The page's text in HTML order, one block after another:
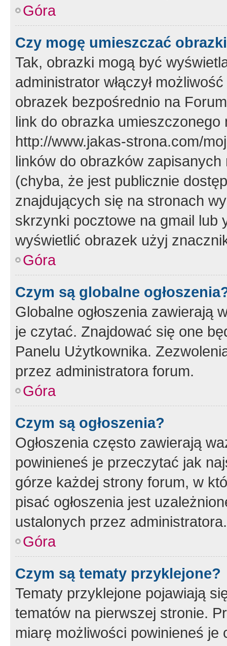
Góra
Czy mogę umieszczać
Tak, obrazki mogą być
administrator włączył
obrazek bezpośrednio na
link do obrazka
http://www.jakas-strona.com/
linków do obrazków
(chyba, że jest publicznie
znajdujących się na stronach
skrzynki pocztowe na gmail lub
wyświetlić obrazek użyj
Góra
Czym są globalne
Globalne ogłoszenia zawierają
je czytać. Znajdować się one
Panelu Użytkownika.
przez administratora forum.
Góra
Czym są ogłoszenia?
Ogłoszenia często zawierają
powinieneś je przeczytać jak
górze każdej strony forum, w
pisać ogłoszenia jest
ustalonych przez administratora.
Góra
Czym są tematy przyklejone?
Tematy przyklejone pojawiają
tematów na pierwszej stronie.
miarę możliwości powinieneś je